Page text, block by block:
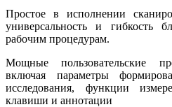
Простое в исполнении
универсальность и гибкость
рабочим процедурам.
Мощные пользовательские
включая параметры
исследования, функции
клавиши и аннотации